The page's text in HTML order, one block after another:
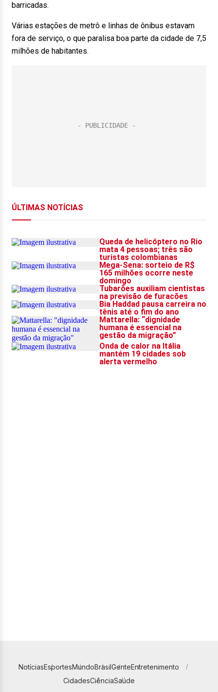
barricadas.
Várias estações de metrô e linhas de ônibus estavam
fora de serviço, o que paralisa boa parte da cidade de 7,5
milhões de habitantes.
NotíciasEsportesMundoBrasilGenteEntretenimento
CidadesCiênciaSaúde